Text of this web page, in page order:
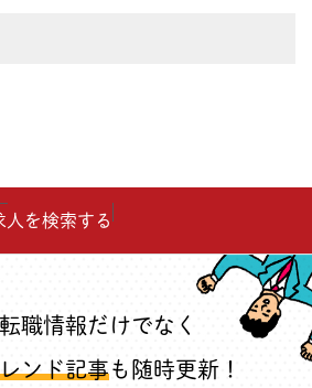
人を検索する
職情報だけでなく
ンド記事も随時更新！